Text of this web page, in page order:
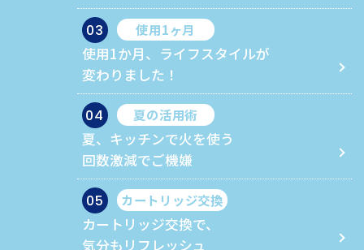
03 使用1ヶ月
使用1か月、ライフスタイルが
変わりました！
04 夏の活用術
夏、キッチンで火を使う
回数激減でご機嫌
05 カートリッジ交換
カートリッジ交換で、
気分もリフレッシュ